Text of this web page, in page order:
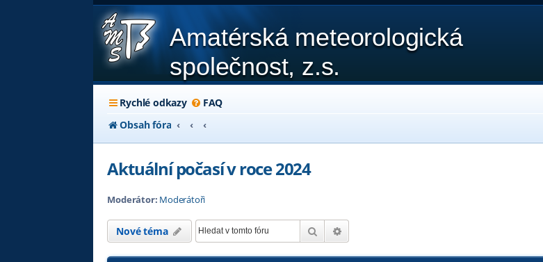
Amatérská meteorologická
společnost, z.s.
Rychlé odkazy FAQ
Obsah fóra
Aktuální počasí v roce 2024
Moderátor: Moderátoři
Nové téma Hledat